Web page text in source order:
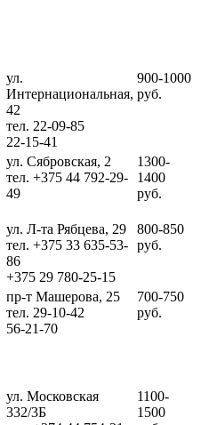
ул.
Интернациональная,
42
тел. 22-09-85
22-15-41
900-1000
руб.
ул. Сябровская, 2
тел. +375 44 792-29-
49
1300-
1400
руб.
ул. Л-та Рябцева, 29
тел. +375 33 635-53-
86
+375 29 780-25-15
800-850
руб.
пр-т Машерова, 25
тел. 29-10-42
56-21-70
700-750
руб.
ул. Московская
332/3Б
1100-
1500